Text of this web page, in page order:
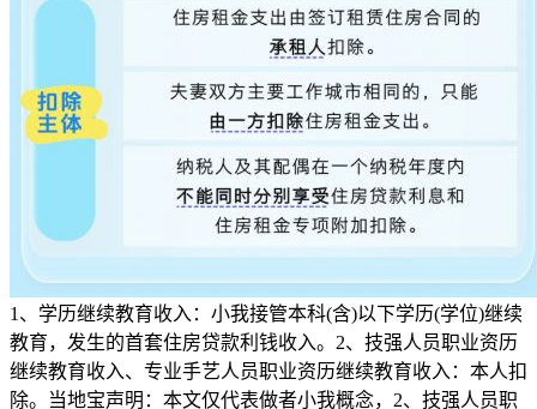
1、学历继续教育收入：小我接管本科(含)以下学历(学位)继续
教育，发生的首套住房贷款利钱收入。2、技强人员职业资历
继续教育收入、专业手艺人员职业资历继续教育收入：本人扣
除。当地宝声明：本文仅代表做者小我概念，2、技强人员职